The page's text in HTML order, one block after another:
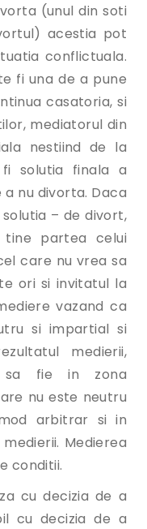
(unul din soti
acestia pot
conflictuala.
fi una de a pune
casatoria, si
mediatorul din
nestiind de la
solutia finala a
nu divorta. Daca
– de divort,
partea celui
care nu vrea sa
ori si invitatul la
vazand ca
si impartial si
medierii,
fie in zona
nu este neutru
arbitrar si in
Medierea
conditii.
cu decizia de a
cu decizia de a